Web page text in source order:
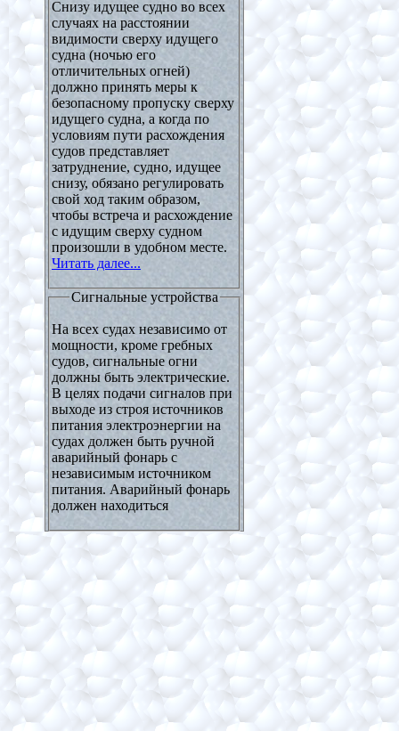
Снизу идущее судно во всех
случаях на расстоянии
видимости сверху идущего
судна (ночью его
отличительных огней)
должно принять меры к
безопасному пропуску сверху
идущего судна, а когда по
условиям пути расхождения
судов представляет
затруднение, судно, идущее
снизу, обязано регулировать
свой ход таким образом,
чтобы встреча и расхождение
с идущим сверху судном
произошли в удобном месте.
Читать далее...
Сигнальные устройства
На всех судах независимо от
мощности, кроме гребных
судов, сигнальные огни
должны быть электрические.
В целях подачи сигналов при
выходе из строя источников
питания электроэнергии на
судах должен быть ручной
аварийный фонарь с
независимым источником
питания. Аварийный фонарь
должен находиться